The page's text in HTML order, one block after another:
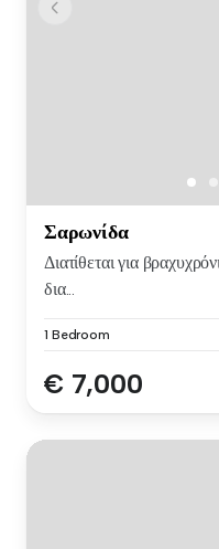
Σαρωνίδα
Διατίθεται για
δια...
1 Bedroom
€ 7,000